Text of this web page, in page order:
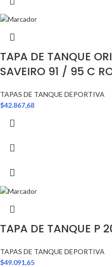
TAPA DE TANQUE
SAVEIRO 91 / 95 C
TAPAS DE TANQUE DEPORTIVA
$42.867,68
TAPA DE TANQUE P
TAPAS DE TANQUE DEPORTIVA
$49.091,65